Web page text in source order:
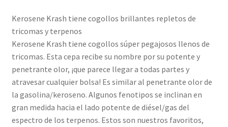
Kerosene Krash tiene cogollos brillantes repletos de
tricomas y terpenos
Kerosene Krash tiene cogollos súper pegajosos llenos de
tricomas. Esta cepa recibe su nombre por su potente y
penetrante olor, ¡que parece llegar a todas partes y
atravesar cualquier bolsa! Es similar al penetrante olor de
la gasolina/keroseno. Algunos fenotipos se inclinan en
gran medida hacia el lado potente de diésel/gas del
espectro de los terpenos. Estos son nuestros favoritos,